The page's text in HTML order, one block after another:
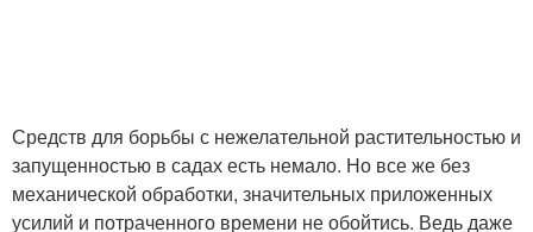
Средств для борьбы с нежелательной растительностью и
запущенностью в садах есть немало. Но все же без
механической обработки, значительных приложенных
усилий и потраченного времени не обойтись. Ведь даже